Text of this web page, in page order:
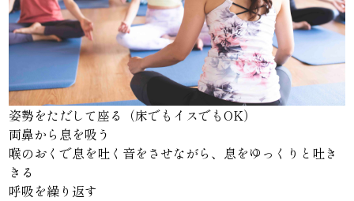
姿勢をただして座る（床でもイスでもOK）
両鼻から息を吸う
喉のおくで息を吐く音をさせながら、息をゆっくりと吐き
きる
呼吸を繰り返す